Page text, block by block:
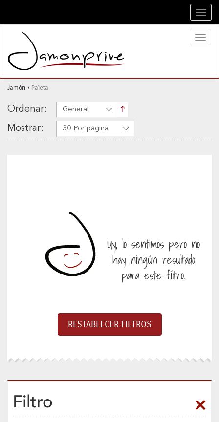
Jamón › Paleta
Ordenar: General
Mostrar: 30 Por página
Uy, lo sentimos pero no
hay ningún resultado
para este filtro.
Filtro